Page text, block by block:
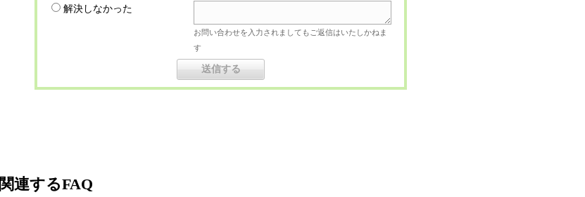
解決しなかった
お問い合わせを入力されましてもご返信はいたしかねま
す
関連するFAQ